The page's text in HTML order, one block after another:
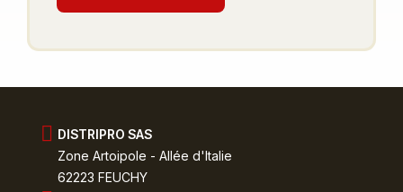
DISTRIPRO SAS
Zone Artoipole - Allée d'Italie
62223 FEUCHY